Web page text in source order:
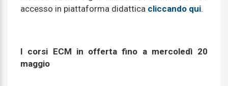
accesso in piattaforma didattica cliccando qui.
I corsi ECM in offerta fino a mercoledì 20
maggio